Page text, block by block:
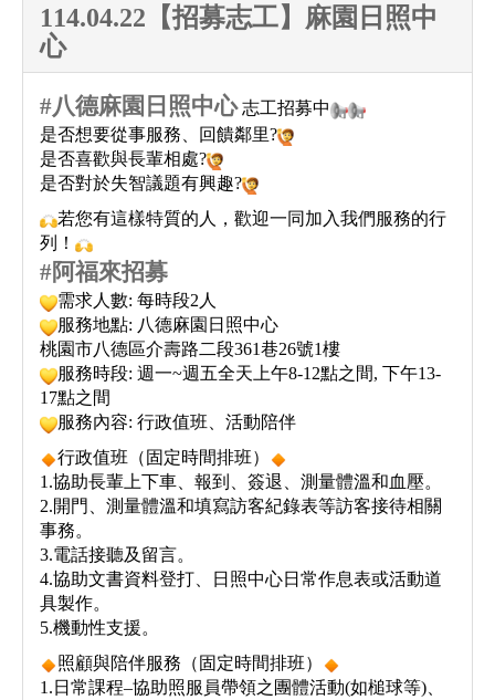
114.04.22【招募志工】麻園日照中
心
#八德麻園日照中心志工招募中
是否想要從事服務、回饋鄰里?
是否喜歡與長輩相處?
是否對於失智議題有興趣?
若您有這樣特質的人，歡迎一同加入我們服務的行
列！
#阿福來招募
需求人數: 每時段2人
服務地點: 八德麻園日照中心
桃園市八德區介壽路二段361巷26號1樓
服務時段: 週一~週五全天上午8-12點之間, 下午13-
17點之間
服務內容: 行政值班、活動陪伴
行政值班（固定時間排班）
1.協助長輩上下車、報到、簽退、測量體溫和血壓。
2.開門、測量體溫和填寫訪客紀錄表等訪客接待相關
事務。
3.電話接聽及留言。
4.協助文書資料登打、日照中心日常作息表或活動道
具製作。
5.機動性支援。
照顧與陪伴服務（固定時間排班）
1.日常課程–協助照服員帶領之團體活動(如槌球等)、